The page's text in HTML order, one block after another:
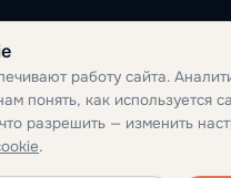
работу сайта.
понять, как используется
разрешить — изменить
.